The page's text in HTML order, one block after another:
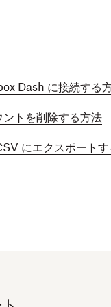
Dash に接続する
トを削除する方法
にエクスポート